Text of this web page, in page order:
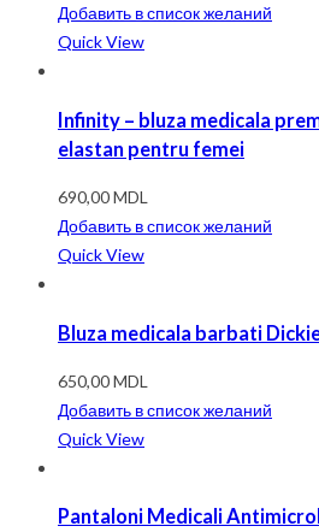
Добавить в список желаний
Quick View
Infinity – bluza medicala
elastan pentru femei
690,00MDL
Добавить в список желаний
Quick View
Bluza medicala barbati
650,00MDL
Добавить в список желаний
Quick View
Pantaloni Medicali